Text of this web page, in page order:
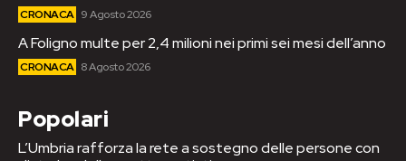
CRONACA 9 Agosto 2026
A Foligno multe per 2,4 milioni nei primi sei mesi dell’anno
CRONACA 8 Agosto 2026
Popolari
L’Umbria rafforza la rete a sostegno delle persone con